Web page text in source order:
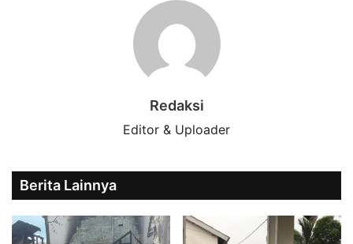
Redaksi
Editor & Uploader
Berita Lainnya